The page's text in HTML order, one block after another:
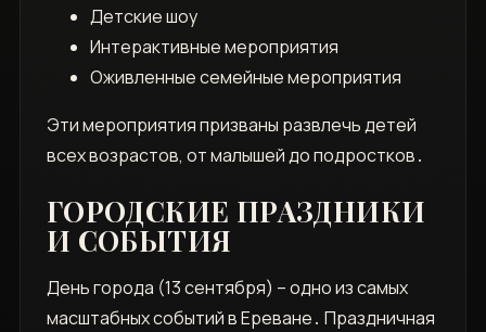
Детские шоу
Интерактивные мероприятия
Оживленные семейные мероприятия
Эти мероприятия призваны развлечь детей
всех возрастов, от малышей до подростков․
ГОРОДСКИЕ ПРАЗДНИКИ
И СОБЫТИЯ
День города (13 сентября) – одно из самых
масштабных событий в Ереване․ Праздничная